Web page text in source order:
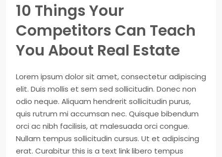
10 Things Your
Competitors Can Teach
You About Real Estate
Lorem ipsum dolor sit amet, consectetur adipiscing
elit. Duis mollis et sem sed sollicitudin. Donec non
odio neque. Aliquam hendrerit sollicitudin purus,
quis rutrum mi accumsan nec. Quisque bibendum
orci ac nibh facilisis, at malesuada orci congue.
Nullam tempus sollicitudin cursus. Ut et adipiscing
erat. Curabitur this is a text link libero tempus